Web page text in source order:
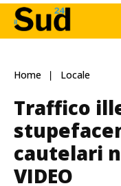
Home Locale
Traffico
cautelari
VIDEO